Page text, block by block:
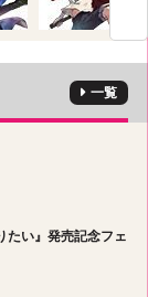
一覧
たい』発売記念フェ